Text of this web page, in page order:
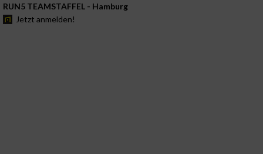
RUN5 TEAMSTAFFEL - Hamburg
Jetzt anmelden!